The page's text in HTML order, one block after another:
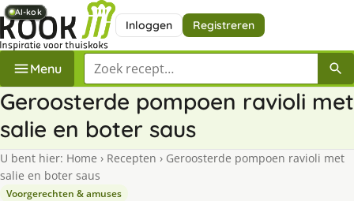
Inloggen Registreren
Menu Zoek een recept
Geroosterde pompoen ravioli met
salie en boter saus
U bent hier: Home › Recepten › Geroosterde pompoen ravioli met
salie en boter saus
Voorgerechten & amuses
AI-kok
AI-kok
AI-kok
AI-kok
AI-kok
AI-kok